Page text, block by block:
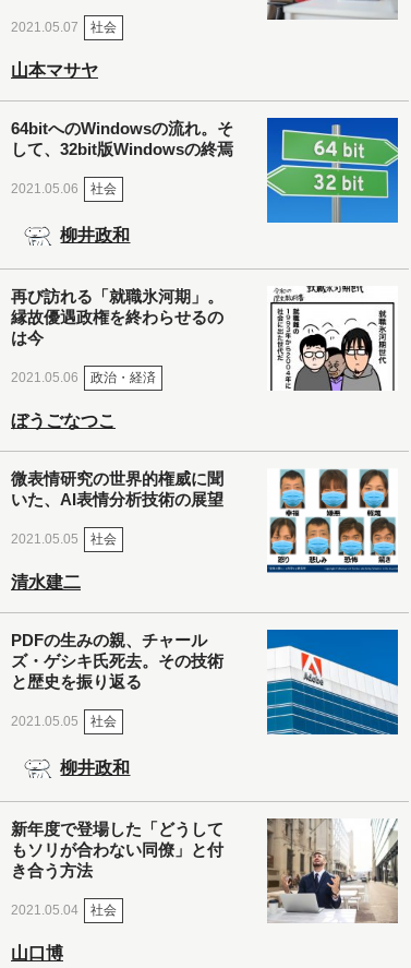
2021.05.07 社会
山本マサヤ
64bitへのWindowsの流れ。そ
して、32bit版Windowsの終焉
2021.05.06 社会
柳井政和
再び訪れる「就職氷河期」。
縁故優遇政権を終わらせるの
は今
2021.05.06 政治・経済
ぼうごなつこ
微表情研究の世界的権威に聞
いた、AI表情分析技術の展望
2021.05.05 社会
清水建二
PDFの生みの親、チャール
ズ・ゲシキ氏死去。その技術
と歴史を振り返る
2021.05.05 社会
柳井政和
新年度で登場した「どうして
もソリが合わない同僚」と付
き合う方法
2021.05.04 社会
山口博